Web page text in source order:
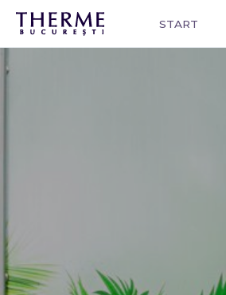
START